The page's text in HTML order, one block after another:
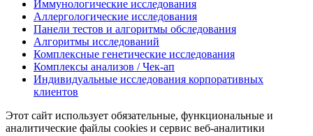
Иммунологические исследования
Аллергологические исследования
Панели тестов и алгоритмы обследования
Алгоритмы исследований
Комплексные генетические исследования
Комплексы анализов / Чек-ап
Индивидуальные исследования корпоративных
клиентов
Этот сайт использует обязательные, функциональные и
аналитические файлы cookies и сервис веб-аналитики